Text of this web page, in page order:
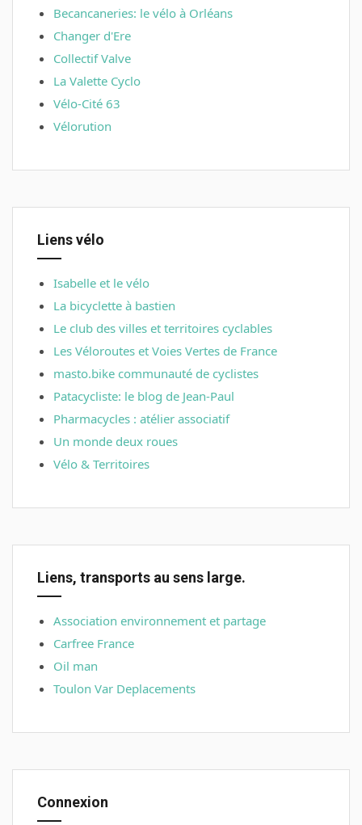
Becancaneries: le vélo à Orléans
Changer d'Ere
Collectif Valve
La Valette Cyclo
Vélo-Cité 63
Vélorution
Liens vélo
Isabelle et le vélo
La bicyclette à bastien
Le club des villes et territoires cyclables
Les Véloroutes et Voies Vertes de France
masto.bike communauté de cyclistes
Patacycliste: le blog de Jean-Paul
Pharmacycles : atélier associatif
Un monde deux roues
Vélo & Territoires
Liens, transports au sens large.
Association environnement et partage
Carfree France
Oil man
Toulon Var Deplacements
Connexion